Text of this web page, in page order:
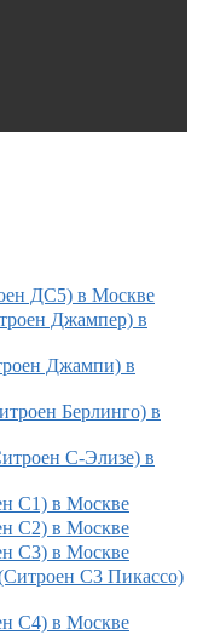
ДС5) в Москве
Джампер) в
Джампи) в
Берлинго) в
С-Элизе) в
С1) в Москве
С2) в Москве
С3) в Москве
С3 Пикассо)
С4) в Москве